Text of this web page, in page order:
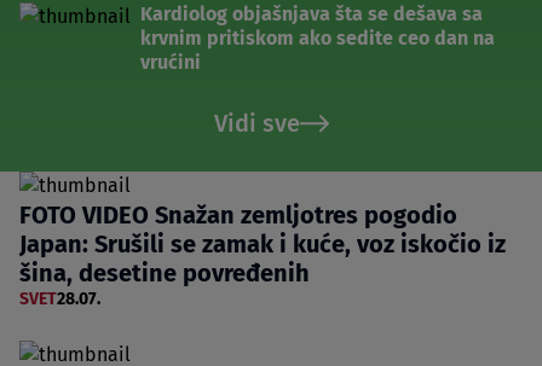
Kardiolog objašnjava šta se dešava sa
krvnim pritiskom ako sedite ceo dan na
vrućini
Vidi sve
FOTO VIDEO Snažan zemljotres pogodio
Japan: Srušili se zamak i kuće, voz iskočio iz
šina, desetine povređenih
SVET28.07.